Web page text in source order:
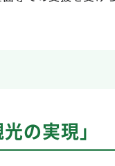
の実現」